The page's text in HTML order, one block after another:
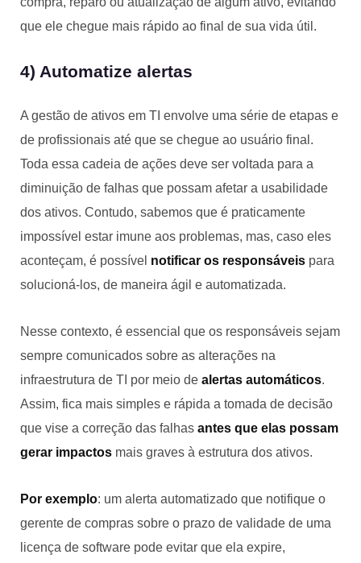
que ele chegue mais rápido ao final de sua vida útil.
4) Automatize alertas
A gestão de ativos em TI envolve uma série de etapas e
de profissionais até que se chegue ao usuário final.
Toda essa cadeia de ações deve ser voltada para a
diminuição de falhas que possam afetar a usabilidade
dos ativos. Contudo, sabemos que é praticamente
impossível estar imune aos problemas, mas, caso eles
aconteçam, é possível notificar os responsáveis para
solucioná-los, de maneira ágil e automatizada.
Nesse contexto, é essencial que os responsáveis sejam
sempre comunicados sobre as alterações na
infraestrutura de TI por meio de alertas automáticos.
Assim, fica mais simples e rápida a tomada de decisão
que vise a correção das falhas antes que elas possam
gerar impactos mais graves à estrutura dos ativos.
Por exemplo: um alerta automatizado que notifique o
gerente de compras sobre o prazo de validade de uma
licença de software pode evitar que ela expire,